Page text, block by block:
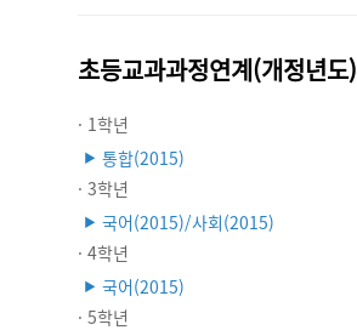
초등교과과정연계(개정년도)
· 1학년
▶ 통합(2015)
· 3학년
▶ 국어(2015)/사회(2015)
· 4학년
▶ 국어(2015)
· 5학년